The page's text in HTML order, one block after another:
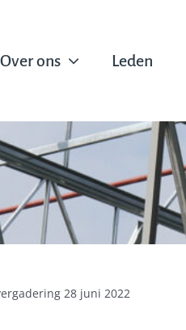
Over ons Leden
28 juni 2022